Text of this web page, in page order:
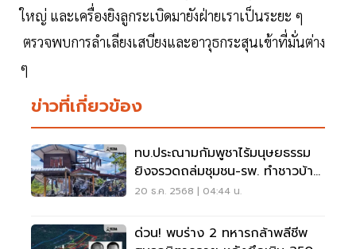
ใหญ่ และเครื่องยิงลูกระเบิดมายังฝ่ายเราเป็นระยะ ๆ
ตรวจพบการลำเลียงเสบียงและอาวุธกระสุนเข้าที่มั่นต่าง
ๆ
ข่าวที่เกี่ยวข้อง
ทบ.ประณามกัมพูชาไร้มนุษยธรรม
ยิงจรวดถล่มชุมชน-รพ. ทำชาวบ้าน
เสียชีวิต 23 ราย
20 ธ.ค. 2568 | 04:44 น.
ด่วน! พบร่าง 2 ทหารกล้าพลีชีพ